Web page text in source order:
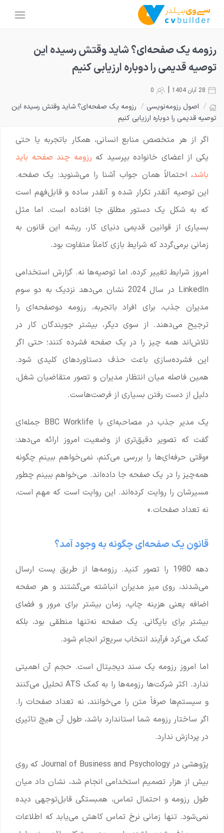
رزومه یک صفحه‌ای؟ شاید وقتش رسیده این
توصیه قدیمی را دوباره ارزیابی کنیم
|
/ اصول رزومه‌نویسی / رزومه یک صفحه‌ای؟ شاید وقتش رسیده این
توصیه قدیمی را دوباره ارزیابی کنیم
اگر از هر متخصص منابع انسانی، همکار باتجربه یا حتی
یکی از اعضای خانواده بپرسید که رزومه چند صفحه باید
باشد، احتمالاً همان جواب آشنا را می‌شنوید: یک صفحه.
این توصیه آنقدر تکرار شده و آنقدر ساده و قابل‌فهم است
که به شکل یک دستور مطلق جا افتاده است. اما مثل
بسیاری از قوانین قدیمی دنیای کار، ریشه این قانون به
زمانی برمی‌گردد که شرایط بازی کاملاً متفاوت بود.
امروز شرایط تغییر کرده، اما توصیه‌ها نه. گزارش استخدامی
LinkedIn در سال 2024 نشان می‌دهد نزدیک به دو سوم
مدیران جذب، برای افراد باتجربه، رزومه دوصفحه‌ای را
ترجیح می‌دهند. از سوی دیگر، بیشتر جویندگان کار در
تلاش‌اند همه چیز را در یک صفحه فشرده کنند؛ حتی اگر
این فشرده‌سازی باعث حذف دستاوردهای کلیدی شود.
همین فاصله میان انتظار مدیران و تصور متقاضیان شغل،
دلیل از دست رفتن بسیاری از فرصت‌هاست.
یک مدیر جذب در مصاحبه‌ای با BBC Worklife جمله‌ای
گفت که تصویر دقیق‌تری از وضعیت امروز ارائه می‌دهد:
«وقتی حرفه‌ای‌ها را بررسی می‌کنم، نمی‌خواهم ببینم چگونه
همه‌چیز را در یک صفحه جا داده‌اند. می‌خواهم ببینم چطور
مسیرشان را روایت کرده‌اند. این روایت است که مهم است،
نه تعداد صفحات.»
قانون یک صفحه‌ای چگونه به وجود آمد؟
دهه 1980 را تصور کنید. رزومه‌ها از طریق پست ارسال
می‌شدند، روی میز مدیران انباشته می‌گشتند و هر صفحه
اضافه یعنی هزینه چاپ، زمان بیشتر برای مرور و فضای
بیشتر برای بایگانی. یک صفحه نه‌تنها منطقی بود، بلکه
کمک می‌کرد فرآیند انتخاب سریع‌تر انجام شود.
اما امروز رزومه یک سند دیجیتال است. حجم آن اهمیتی
ندارد. اکثر شرکت‌ها رزومه‌ها را به کمک ATS تحلیل می‌کنند
و سیستم‌ها صرفاً متن را می‌خوانند، نه تعداد صفحات را.
اگر ساختار رزومه شما استاندارد باشد، طول آن هیچ تاثیری
در پردازش ندارد.
پژوهشی در Journal of Business and Psychology که روی
بیش از هزار تصمیم استخدامی انجام شد، نشان داد میان
طول رزومه و احتمال تماس، همبستگی قابل‌توجهی دیده
نمی‌شود. تنها زمانی نرخ تماس کاهش می‌یابد که اطلاعات